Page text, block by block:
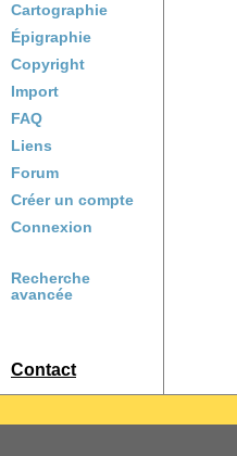
Cartographie
Épigraphie
Copyright
Import
FAQ
Liens
Forum
Créer un compte
Connexion
Recherche
avancée
Contact